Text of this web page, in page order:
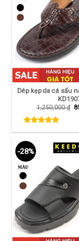
Dép kẹp da cá sấu
1,250,000₫
-28%